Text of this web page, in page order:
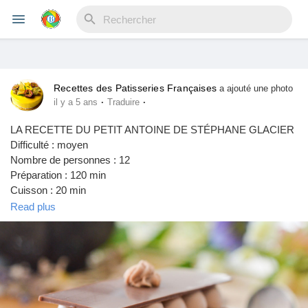
Reels
Découvrir Evènements
Mes événements
Découvrir Blogs
Recettes des Patisseries Françaises a ajouté une photo
il y a 5 ans · Traduire ·
LA RECETTE DU PETIT ANTOINE DE STÉPHANE GLACIER
Difficulté : moyen
Nombre de personnes : 12
Préparation : 120 min
Cuisson : 20 min
Pour le croustillant praliné
60g de praliné noisette
25g de couverture noire à 64%
55g de pailleté feuilletine (crêpes dentelles)
Pour la dacquoise noisette
150g de sucre glace
150g de poudre d’amande brute
Read plus